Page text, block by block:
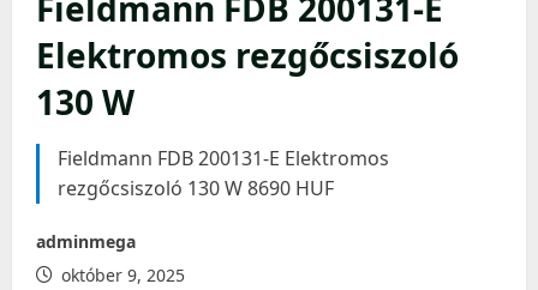
Elektromos rezgőcsiszoló
130 W
Fieldmann FDB 200131-E Elektromos
rezgőcsiszoló 130 W 8690 HUF
adminmega
október 9, 2025